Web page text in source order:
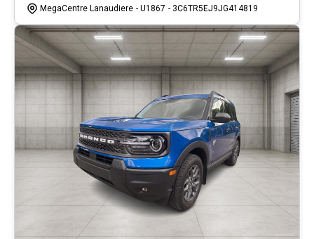
MegaCentre Lanaudiere - U1867 - 3C6TR5EJ9JG414819